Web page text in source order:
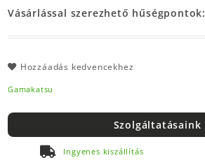
Vásárlással szerezhető hűségpontok:
Hozzáadás kedvencekhez
Gamakatsu
Szolgáltatásaink
Ingyenes kiszállítás